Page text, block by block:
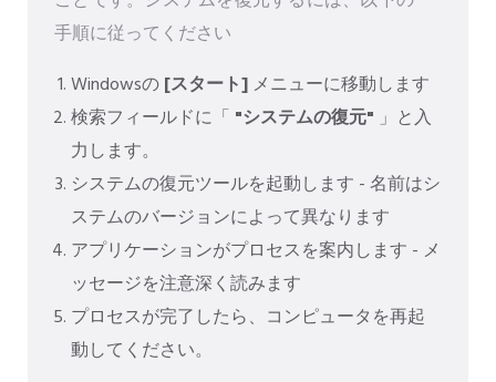
手順に従ってください
Windowsの[スタート] メニューに移動します
検索フィールドに「 "システムの復元" 」と入
力します。
システムの復元ツールを起動します - 名前はシ
ステムのバージョンによって異なります
アプリケーションがプロセスを案内します - メ
ッセージを注意深く読みます
プロセスが完了したら、コンピュータを再起
動してください。